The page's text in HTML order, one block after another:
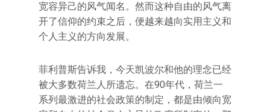
宽容异己的风气闻名。然而这种自由的风气离
开了信仰的约束之后，便越来越向实用主义和
个人主义的方向发展。
菲利普斯告诉我，今天凯波尔和他的理念已经
被大多数荷兰人所遗忘。在90年代，荷兰一
系列最激进的社会政策的制定，都是由倾向宽